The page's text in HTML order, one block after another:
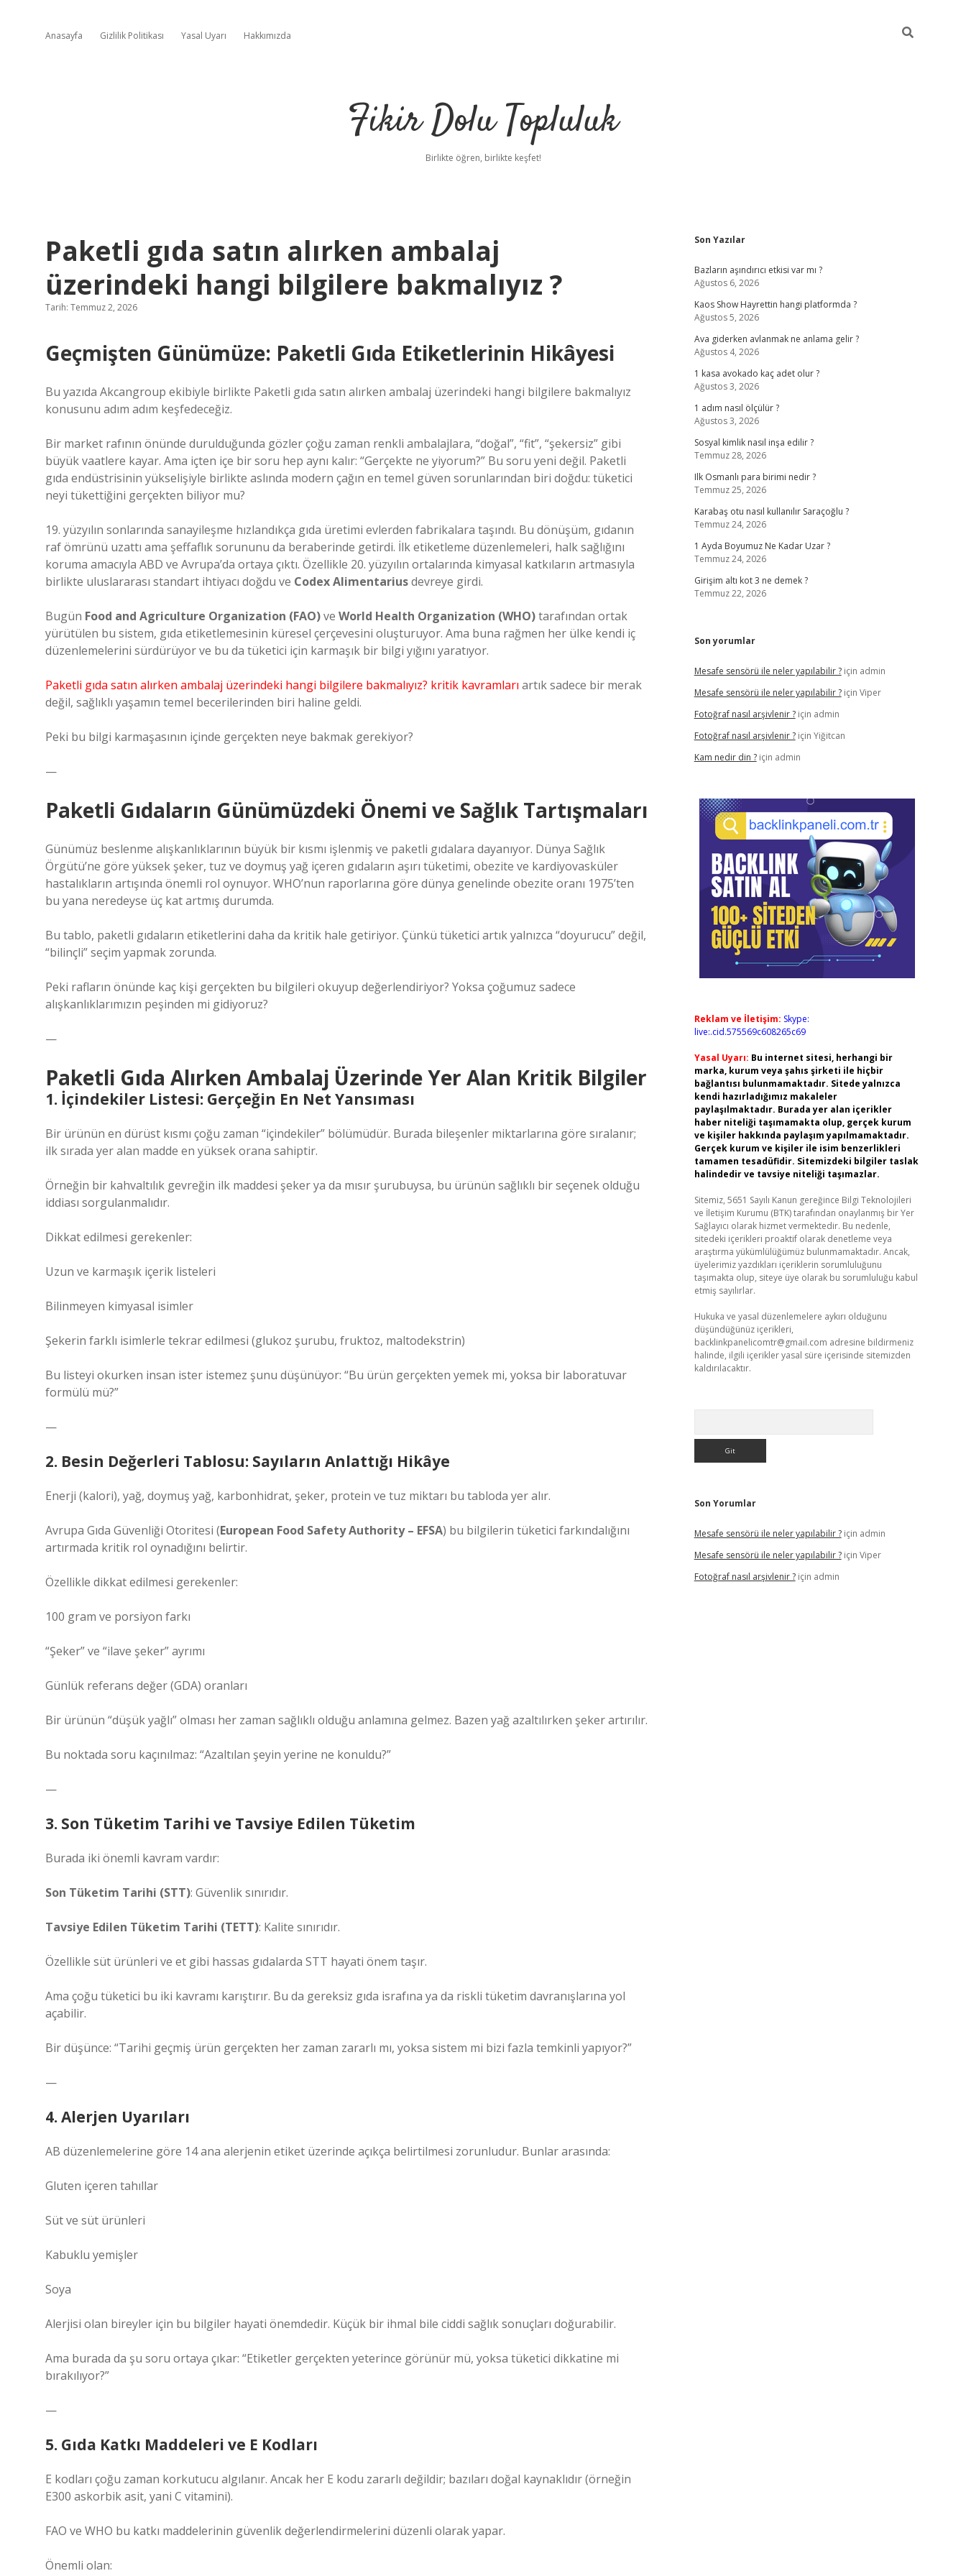
Anasayfa Gizlilik Politikası Yasal Uyarı Hakkımızda
Fikir Dolu Topluluk
Birlikte öğren, birlikte keşfet!
Paketli gıda satın alırken ambalaj
üzerindeki hangi bilgilere bakmalıyız ?
Tarih: Temmuz 2, 2026
Geçmişten Günümüze: Paketli Gıda Etiketlerinin Hikâyesi
Bu yazıda Akcangroup ekibiyle birlikte Paketli gıda satın alırken ambalaj üzerindeki hangi bilgilere bakmalıyız
konusunu adım adım keşfedeceğiz.
Bir market rafının önünde durulduğunda gözler çoğu zaman renkli ambalajlara, “doğal”, “fit”, “şekersiz” gibi
büyük vaatlere kayar. Ama içten içe bir soru hep aynı kalır: “Gerçekte ne yiyorum?” Bu soru yeni değil. Paketli
gıda endüstrisinin yükselişiyle birlikte aslında modern çağın en temel güven sorunlarından biri doğdu: tüketici
neyi tükettiğini gerçekten biliyor mu?
19. yüzyılın sonlarında sanayileşme hızlandıkça gıda üretimi evlerden fabrikalara taşındı. Bu dönüşüm, gıdanın
raf ömrünü uzattı ama şeffaflık sorununu da beraberinde getirdi. İlk etiketleme düzenlemeleri, halk sağlığını
koruma amacıyla ABD ve Avrupa’da ortaya çıktı. Özellikle 20. yüzyılın ortalarında kimyasal katkıların artmasıyla
birlikte uluslararası standart ihtiyacı doğdu ve Codex Alimentariusdevreye girdi.
Bugün Food and Agriculture Organization (FAO)ve World Health Organization (WHO)tarafından ortak
yürütülen bu sistem, gıda etiketlemesinin küresel çerçevesini oluşturuyor. Ama buna rağmen her ülke kendi iç
düzenlemelerini sürdürüyor ve bu da tüketici için karmaşık bir bilgi yığını yaratıyor.
Paketli gıda satın alırken ambalaj üzerindeki hangi bilgilere bakmalıyız? kritik kavramları artık sadece bir merak
değil, sağlıklı yaşamın temel becerilerinden biri haline geldi.
Peki bu bilgi karmaşasının içinde gerçekten neye bakmak gerekiyor?
—
Paketli Gıdaların Günümüzdeki Önemi ve Sağlık Tartışmaları
Günümüz beslenme alışkanlıklarının büyük bir kısmı işlenmiş ve paketli gıdalara dayanıyor. Dünya Sağlık
Örgütü’ne göre yüksek şeker, tuz ve doymuş yağ içeren gıdaların aşırı tüketimi, obezite ve kardiyovasküler
hastalıkların artışında önemli rol oynuyor. WHO’nun raporlarına göre dünya genelinde obezite oranı 1975’ten
bu yana neredeyse üç kat artmış durumda.
Bu tablo, paketli gıdaların etiketlerini daha da kritik hale getiriyor. Çünkü tüketici artık yalnızca “doyurucu” değil,
“bilinçli” seçim yapmak zorunda.
Peki rafların önünde kaç kişi gerçekten bu bilgileri okuyup değerlendiriyor? Yoksa çoğumuz sadece
alışkanlıklarımızın peşinden mi gidiyoruz?
—
Paketli Gıda Alırken Ambalaj Üzerinde Yer Alan Kritik Bilgiler
1. İçindekiler Listesi: Gerçeğin En Net Yansıması
Bir ürünün en dürüst kısmı çoğu zaman “içindekiler” bölümüdür. Burada bileşenler miktarlarına göre sıralanır;
ilk sırada yer alan madde en yüksek orana sahiptir.
Örneğin bir kahvaltılık gevreğin ilk maddesi şeker ya da mısır şurubuysa, bu ürünün sağlıklı bir seçenek olduğu
iddiası sorgulanmalıdır.
Dikkat edilmesi gerekenler:
Uzun ve karmaşık içerik listeleri
Bilinmeyen kimyasal isimler
Şekerin farklı isimlerle tekrar edilmesi (glukoz şurubu, fruktoz, maltodekstrin)
Bu listeyi okurken insan ister istemez şunu düşünüyor: “Bu ürün gerçekten yemek mi, yoksa bir laboratuvar
formülü mü?”
—
2. Besin Değerleri Tablosu: Sayıların Anlattığı Hikâye
Enerji (kalori), yağ, doymuş yağ, karbonhidrat, şeker, protein ve tuz miktarı bu tabloda yer alır.
Avrupa Gıda Güvenliği Otoritesi (European Food Safety Authority – EFSA) bu bilgilerin tüketici farkındalığını
artırmada kritik rol oynadığını belirtir.
Özellikle dikkat edilmesi gerekenler:
100 gram ve porsiyon farkı
“Şeker” ve “ilave şeker” ayrımı
Günlük referans değer (GDA) oranları
Bir ürünün “düşük yağlı” olması her zaman sağlıklı olduğu anlamına gelmez. Bazen yağ azaltılırken şeker artırılır.
Bu noktada soru kaçınılmaz: “Azaltılan şeyin yerine ne konuldu?”
—
3. Son Tüketim Tarihi ve Tavsiye Edilen Tüketim
Burada iki önemli kavram vardır:
Son Tüketim Tarihi (STT): Güvenlik sınırıdır.
Tavsiye Edilen Tüketim Tarihi (TETT): Kalite sınırıdır.
Özellikle süt ürünleri ve et gibi hassas gıdalarda STT hayati önem taşır.
Ama çoğu tüketici bu iki kavramı karıştırır. Bu da gereksiz gıda israfına ya da riskli tüketim davranışlarına yol
açabilir.
Bir düşünce: “Tarihi geçmiş ürün gerçekten her zaman zararlı mı, yoksa sistem mi bizi fazla temkinli yapıyor?”
—
4. Alerjen Uyarıları
AB düzenlemelerine göre 14 ana alerjenin etiket üzerinde açıkça belirtilmesi zorunludur. Bunlar arasında:
Gluten içeren tahıllar
Süt ve süt ürünleri
Kabuklu yemişler
Soya
Alerjisi olan bireyler için bu bilgiler hayati önemdedir. Küçük bir ihmal bile ciddi sağlık sonuçları doğurabilir.
Ama burada da şu soru ortaya çıkar: “Etiketler gerçekten yeterince görünür mü, yoksa tüketici dikkatine mi
bırakılıyor?”
—
5. Gıda Katkı Maddeleri ve E Kodları
E kodları çoğu zaman korkutucu algılanır. Ancak her E kodu zararlı değildir; bazıları doğal kaynaklıdır (örneğin
E300 askorbik asit, yani C vitamini).
FAO ve WHO bu katkı maddelerinin güvenlik değerlendirmelerini düzenli olarak yapar.
Önemli olan:
Sidebar
Son Yazılar
Bazların aşındırıcı etkisi var mı ?
Ağustos 6, 2026
Kaos Show Hayrettin hangi platformda ?
Ağustos 5, 2026
Ava giderken avlanmak ne anlama gelir ?
Ağustos 4, 2026
1 kasa avokado kaç adet olur ?
Ağustos 3, 2026
1 adım nasıl ölçülür ?
Ağustos 3, 2026
Sosyal kimlik nasıl inşa edilir ?
Temmuz 28, 2026
Ilk Osmanlı para birimi nedir ?
Temmuz 25, 2026
Karabaş otu nasıl kullanılır Saraçoğlu ?
Temmuz 24, 2026
1 Ayda Boyumuz Ne Kadar Uzar ?
Temmuz 24, 2026
Girişim altı kot 3 ne demek ?
Temmuz 22, 2026
Son yorumlar
Mesafe sensörü ile neler yapılabilir ?için admin
Mesafe sensörü ile neler yapılabilir ?için Viper
Fotoğraf nasıl arşivlenir ?için admin
Fotoğraf nasıl arşivlenir ?için Yiğitcan
Kam nedir din ?için admin
Reklam ve İletişim: Skype:
live:.cid.575569c608265c69
Yasal Uyarı: Bu internet sitesi, herhangi bir
marka, kurum veya şahıs şirketi ile hiçbir
bağlantısı bulunmamaktadır. Sitede yalnızca
kendi hazırladığımız makaleler
paylaşılmaktadır. Burada yer alan içerikler
haber niteliği taşımamakta olup, gerçek kurum
ve kişiler hakkında paylaşım yapılmamaktadır.
Gerçek kurum ve kişiler ile isim benzerlikleri
tamamen tesadüfidir. Sitemizdeki bilgiler taslak
halindedir ve tavsiye niteliği taşımazlar.
Sitemiz, 5651 Sayılı Kanun gereğince Bilgi Teknolojileri
ve İletişim Kurumu (BTK) tarafından onaylanmış bir Yer
Sağlayıcı olarak hizmet vermektedir. Bu nedenle,
sitedeki içerikleri proaktif olarak denetleme veya
araştırma yükümlülüğümüz bulunmamaktadır. Ancak,
üyelerimiz yazdıkları içeriklerin sorumluluğunu
taşımakta olup, siteye üye olarak bu sorumluluğu kabul
etmiş sayılırlar.
Hukuka ve yasal düzenlemelere aykırı olduğunu
düşündüğünüz içerikleri,
backlinkpanelicomtr@gmail.com adresine bildirmeniz
halinde, ilgili içerikler yasal süre içerisinde sitemizden
kaldırılacaktır.
Son Yorumlar
Mesafe sensörü ile neler yapılabilir ?için admin
Mesafe sensörü ile neler yapılabilir ?için Viper
Fotoğraf nasıl arşivlenir ?için admin